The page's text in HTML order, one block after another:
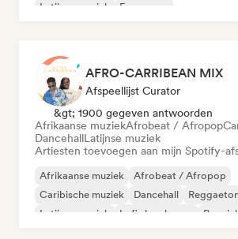
Latijnse muziek
Franse rap
AFRO-CARRIBEAN MIX
Afspeellijst Curator
&gt; 1900 gegeven antwoorden
Afrikaanse muziekAfrobeat / Afropop
DancehallLatijnse muziek
Artiesten toevoegen aan mijn Spotify-
Afrikaanse muziek
Afrobeat / Afropop
Caribische muziek
Dancehall
Latijnse muziek
Lofi slaapkamer Popziel